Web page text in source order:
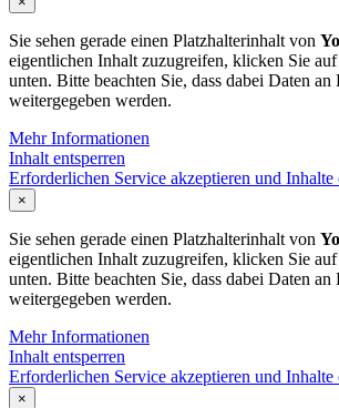
Sie sehen gerade einen Platzhalterinhalt von
eigentlichen Inhalt zuzugreifen, klicken Sie
unten. Bitte beachten Sie, dass dabei Daten
weitergegeben werden.
Mehr Informationen
Inhalt entsperren
Erforderlichen Service akzeptieren und Inhalte
×
Sie sehen gerade einen Platzhalterinhalt von
eigentlichen Inhalt zuzugreifen, klicken Sie
unten. Bitte beachten Sie, dass dabei Daten
weitergegeben werden.
Mehr Informationen
Inhalt entsperren
Erforderlichen Service akzeptieren und Inhalte
×